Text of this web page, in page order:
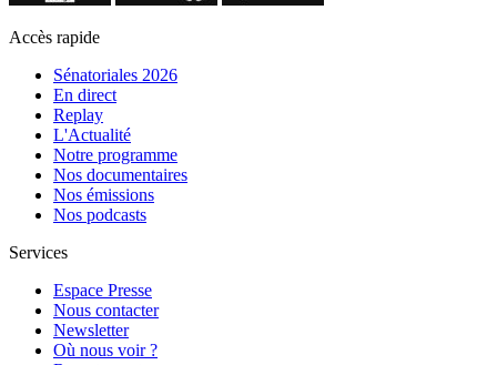
Accès rapide
Sénatoriales 2026
En direct
Replay
L'Actualité
Notre programme
Nos documentaires
Nos émissions
Nos podcasts
Services
Espace Presse
Nous contacter
Newsletter
Où nous voir ?